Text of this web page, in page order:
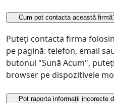
Cum pot contacta această
Puteți contacta firma
pe pagină: telefon, email
butonul "Sună Acum",
browser pe dispozitivele
Pot raporta informații incorecte